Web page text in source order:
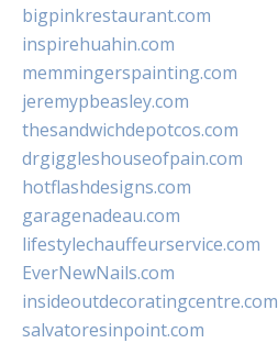
bigpinkrestaurant.com
inspirehuahin.com
memmingerspainting.com
jeremypbeasley.com
thesandwichdepotcos.com
drgiggleshouseofpain.com
hotflashdesigns.com
garagenadeau.com
lifestylechauffeurservice.com
EverNewNails.com
insideoutdecoratingcentre.com
salvatoresinpoint.com